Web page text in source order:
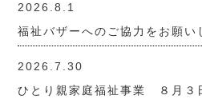
2026.8.1
福祉バザーへのご協力をお願い
2026.7.30
ひとり親家庭福祉事業 ８月３